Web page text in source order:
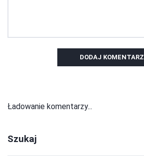
DODAJ KOMENTARZ
Ładowanie komentarzy...
Szukaj